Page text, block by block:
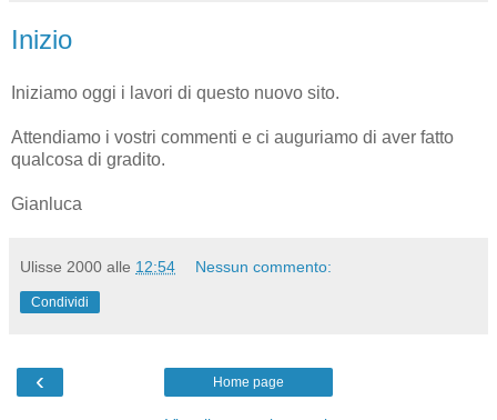
Inizio
Iniziamo oggi i lavori di questo nuovo sito.
Attendiamo i vostri commenti e ci auguriamo di aver fatto
qualcosa di gradito.
Gianluca
Ulisse 2000 alle 12:54 Nessun commento:
Condividi
‹ Home page